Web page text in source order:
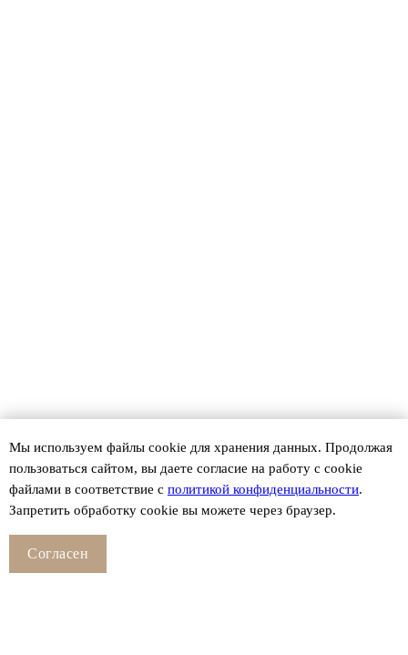
Мы используем файлы сookie для хранения данных. Продолжая
пользоваться сайтом, вы даете согласие на работу с cookie
файлами в соответствие с политикой конфиденциальности.
Запретить обработку cookie вы можете через браузер.
Согласен